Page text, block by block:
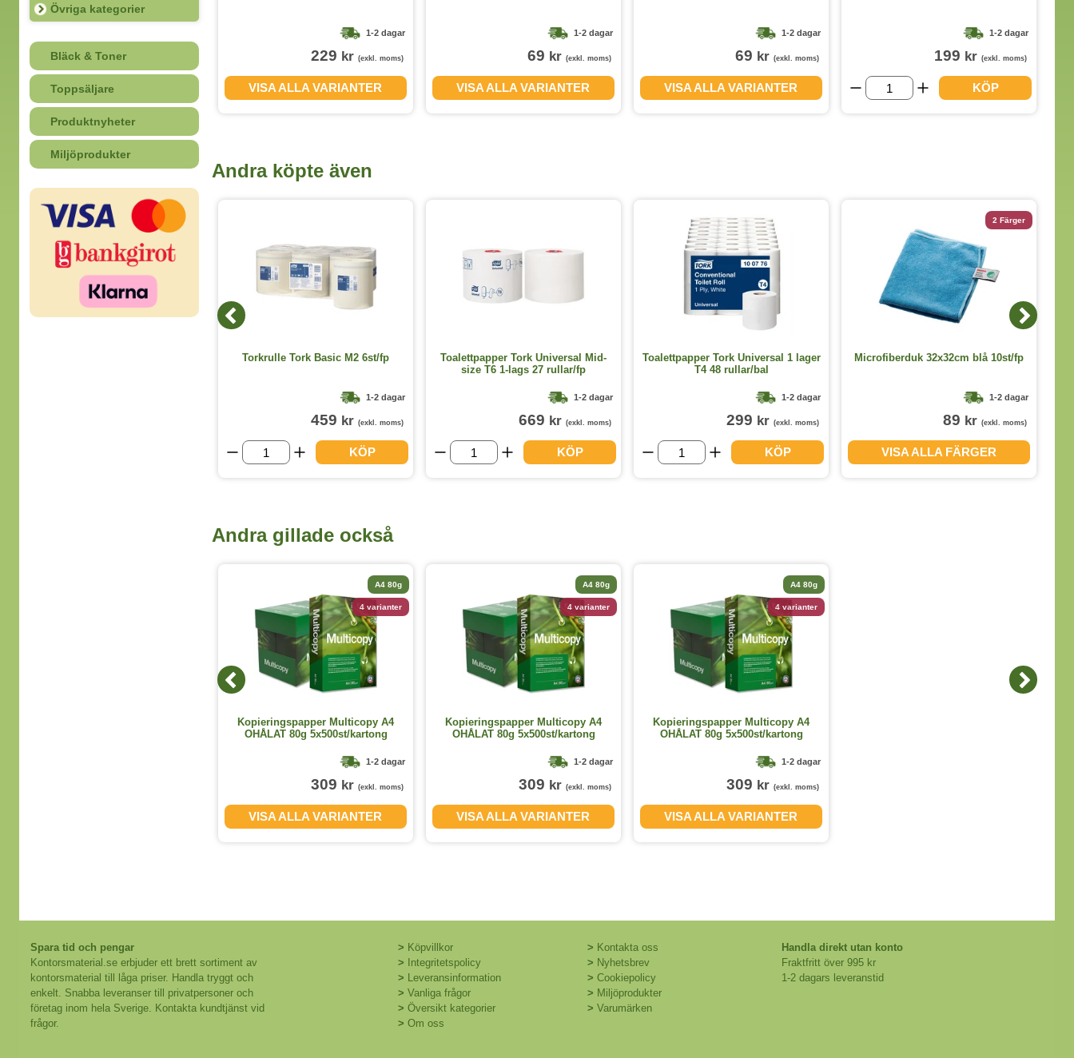
Övriga kategorier
Bläck & Toner
Toppsäljare
Produktnyheter
Miljöprodukter
44
1-2 dagar
229 kr (exkl. moms)
VISA ALLA VARIANTER
1-2 dagar
69 kr (exkl. moms)
VISA ALLA VARIANTER
1-2 dagar
69 kr (exkl. moms)
VISA ALLA VARIANTER
1-2 dagar
199 kr (exkl. moms)
KÖP
Andra köpte även
5 Storlekar
Torkrulle Tork Basic M2 6st/fp
1-2 dagar
459 kr (exkl. moms)
KÖP
Toalettpapper Tork Universal Mid-
size T6 1-lags 27 rullar/fp
1-2 dagar
669 kr (exkl. moms)
KÖP
Toalettpapper Tork Universal 1 lager
T4 48 rullar/bal
1-2 dagar
299 kr (exkl. moms)
KÖP
2 Färger
Microfiberduk 32x32cm blå 10st/fp
1-2 dagar
89 kr (exkl. moms)
VISA ALLA FÄRGER
Andra gillade också
A4 80g
4 varianter
Kopieringspapper Multicopy A4
OHÅLAT 80g 5x500st/kartong
1-2 dagar
309 kr (exkl. moms)
VISA ALLA VARIANTER
A4 80g
4 varianter
Kopieringspapper Multicopy A4
OHÅLAT 80g 5x500st/kartong
1-2 dagar
309 kr (exkl. moms)
VISA ALLA VARIANTER
A4 80g
4 varianter
Kopieringspapper Multicopy A4
OHÅLAT 80g 5x500st/kartong
1-2 dagar
309 kr (exkl. moms)
VISA ALLA VARIANTER
Spara tid och pengar
Kontorsmaterial.se erbjuder ett brett sortiment av
kontorsmaterial till låga priser. Handla tryggt och
enkelt. Snabba leveranser till privatpersoner och
företag inom hela Sverige. Kontakta kundtjänst vid
frågor.
> Köpvillkor
>
Integritetspolicy
> Leveransinformation
> Vanliga frågor
> Översikt kategorier
> Om oss
> Kontakta oss
> Nyhetsbrev
> Cookiepolicy
> Miljöprodukter
> Varumärken
Handla direkt utan konto
Fraktfritt över 995 kr
1-2 dagars leveranstid